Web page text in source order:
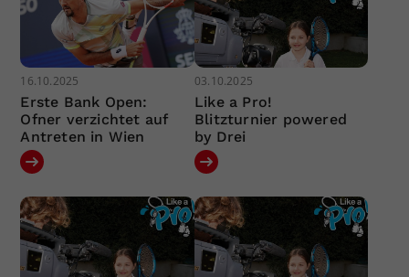
16.10.2025
Erste Bank Open:
Ofner verzichtet auf
Antreten in Wien
03.10.2025
Like a Pro!
Blitzturnier powered
by Drei